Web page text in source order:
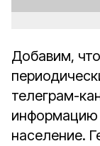
Добавим,
телеграм-
информацию
население.